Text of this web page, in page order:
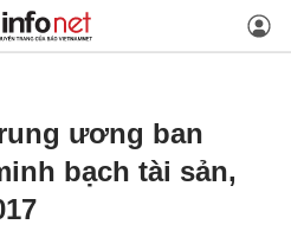
ương ban
bạch tài sản,